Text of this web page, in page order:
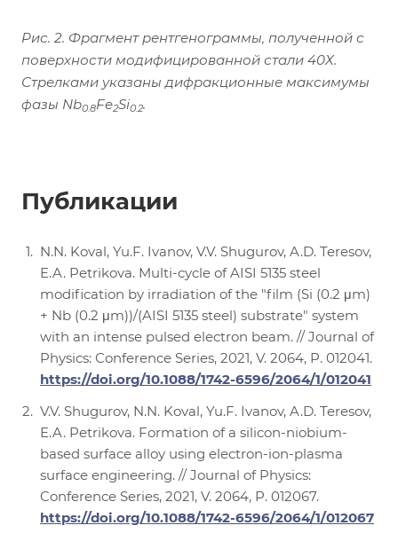
Рис. 2. Фрагмент рентгенограммы, полученной с
поверхности модифицированной стали 40Х.
Стрелками указаны дифракционные максимумы
фазы Nb0.8Fe2Si0.2.
Публикации
N.N. Koval, Yu.F. Ivanov, V.V. Shugurov, A.D. Teresov,
E.A. Petrikova. Multi-cycle of AISI 5135 steel
modification by irradiation of the "film (Si (0.2 μm)
+ Nb (0.2 μm))/(AISI 5135 steel) substrate" system
with an intense pulsed electron beam. // Journal of
Physics: Conference Series, 2021, V. 2064, P. 012041.
https://doi.org/10.1088/1742-6596/2064/1/012041
V.V. Shugurov, N.N. Koval, Yu.F. Ivanov, A.D. Teresov,
E.A. Petrikova. Formation of a silicon-niobium-
based surface alloy using electron-ion-plasma
surface engineering. // Journal of Physics:
Conference Series, 2021, V. 2064, P. 012067.
https://doi.org/10.1088/1742-6596/2064/1/012067